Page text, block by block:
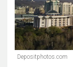
Depositphotos.com